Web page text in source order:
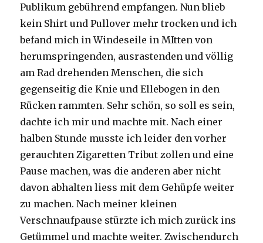
Publikum gebührend empfangen. Nun blieb
kein Shirt und Pullover mehr trocken und ich
befand mich in Windeseile in MItten von
herumspringenden, ausrastenden und völlig
am Rad drehenden Menschen, die sich
gegenseitig die Knie und Ellebogen in den
Rücken rammten. Sehr schön, so soll es sein,
dachte ich mir und machte mit. Nach einer
halben Stunde musste ich leider den vorher
gerauchten Zigaretten Tribut zollen und eine
Pause machen, was die anderen aber nicht
davon abhalten liess mit dem Gehüpfe weiter
zu machen. Nach meiner kleinen
Verschnaufpause stürzte ich mich zurück ins
Getümmel und machte weiter. Zwischendurch